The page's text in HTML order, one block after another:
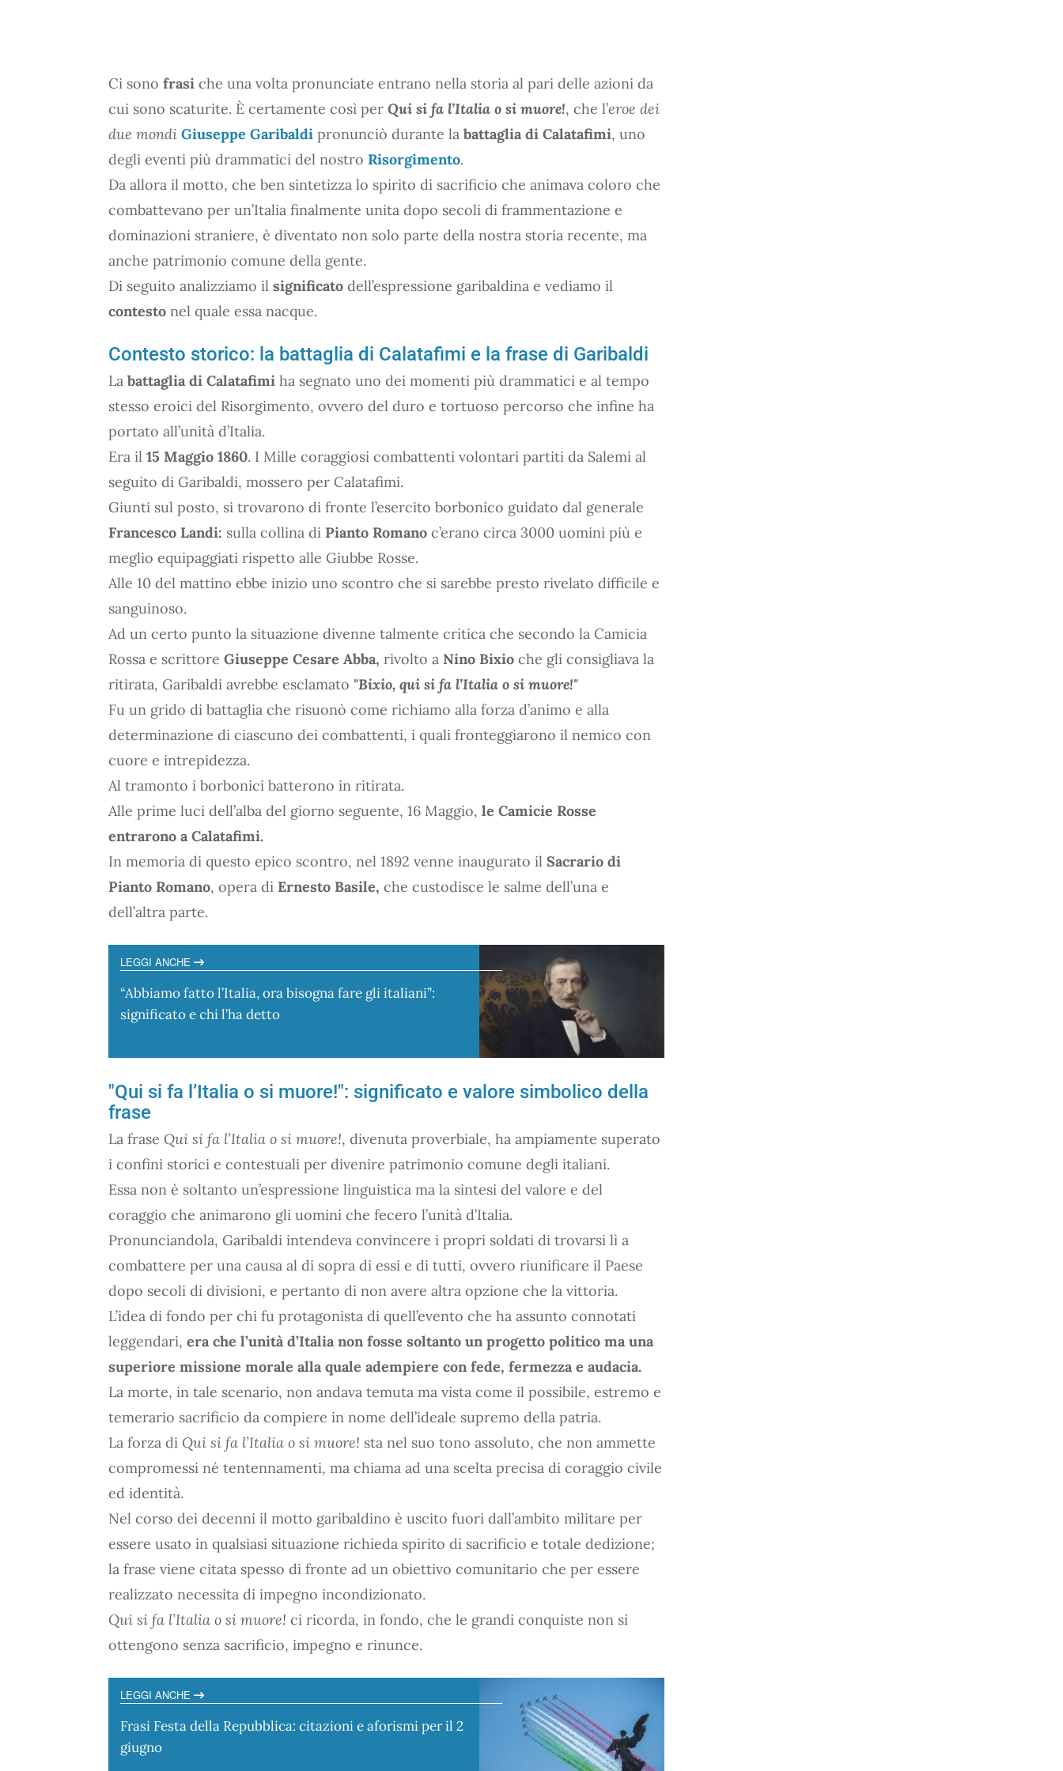
Ci sono frasi che una volta pronunciate entrano nella storia al pari delle azioni da
cui sono scaturite. È certamente così per Qui si fa l’Italia o si muore!, che l’eroe dei
due mondi Giuseppe Garibaldi pronunciò durante la battaglia di Calatafimi, uno
degli eventi più drammatici del nostro Risorgimento.
Da allora il motto, che ben sintetizza lo spirito di sacrificio che animava coloro che
combattevano per un’Italia finalmente unita dopo secoli di frammentazione e
dominazioni straniere, è diventato non solo parte della nostra storia recente, ma
anche patrimonio comune della gente.
Di seguito analizziamo il significato dell’espressione garibaldina e vediamo il
contesto nel quale essa nacque.
Contesto storico: la battaglia di Calatafimi e la frase di Garibaldi
La battaglia di Calatafimi ha segnato uno dei momenti più drammatici e al tempo
stesso eroici del Risorgimento, ovvero del duro e tortuoso percorso che infine ha
portato all’unità d’Italia.
Era il 15 Maggio 1860. I Mille coraggiosi combattenti volontari partiti da Salemi al
seguito di Garibaldi, mossero per Calatafimi.
Giunti sul posto, si trovarono di fronte l’esercito borbonico guidato dal generale
Francesco Landi: sulla collina di Pianto Romano c’erano circa 3000 uomini più e
meglio equipaggiati rispetto alle Giubbe Rosse.
Alle 10 del mattino ebbe inizio uno scontro che si sarebbe presto rivelato difficile e
sanguinoso.
Ad un certo punto la situazione divenne talmente critica che secondo la Camicia
Rossa e scrittore Giuseppe Cesare Abba, rivolto a Nino Bixio che gli consigliava la
ritirata, Garibaldi avrebbe esclamato "Bixio, qui si fa l’Italia o si muore!"
Fu un grido di battaglia che risuonò come richiamo alla forza d’animo e alla
determinazione di ciascuno dei combattenti, i quali fronteggiarono il nemico con
cuore e intrepidezza.
Al tramonto i borbonici batterono in ritirata.
Alle prime luci dell’alba del giorno seguente, 16 Maggio, le Camicie Rosse
entrarono a Calatafimi.
In memoria di questo epico scontro, nel 1892 venne inaugurato il Sacrario di
Pianto Romano, opera di Ernesto Basile, che custodisce le salme dell’una e
dell’altra parte.
LEGGI ANCHE
“Abbiamo fatto l’Italia, ora bisogna fare gli italiani”:
significato e chi l’ha detto
"Qui si fa l’Italia o si muore!": significato e valore simbolico della
frase
La frase Qui si fa l’Italia o si muore!, divenuta proverbiale, ha ampiamente superato
i confini storici e contestuali per divenire patrimonio comune degli italiani.
Essa non è soltanto un’espressione linguistica ma la sintesi del valore e del
coraggio che animarono gli uomini che fecero l’unità d’Italia.
Pronunciandola, Garibaldi intendeva convincere i propri soldati di trovarsi lì a
combattere per una causa al di sopra di essi e di tutti, ovvero riunificare il Paese
dopo secoli di divisioni, e pertanto di non avere altra opzione che la vittoria.
L’idea di fondo per chi fu protagonista di quell’evento che ha assunto connotati
leggendari, era che l’unità d’Italia non fosse soltanto un progetto politico ma una
superiore missione morale alla quale adempiere con fede, fermezza e audacia.
La morte, in tale scenario, non andava temuta ma vista come il possibile, estremo e
temerario sacrificio da compiere in nome dell’ideale supremo della patria.
La forza di Qui si fa l’Italia o si muore! sta nel suo tono assoluto, che non ammette
compromessi né tentennamenti, ma chiama ad una scelta precisa di coraggio civile
ed identità.
Nel corso dei decenni il motto garibaldino è uscito fuori dall’ambito militare per
essere usato in qualsiasi situazione richieda spirito di sacrificio e totale dedizione;
la frase viene citata spesso di fronte ad un obiettivo comunitario che per essere
realizzato necessita di impegno incondizionato.
Qui si fa l’Italia o si muore! ci ricorda, in fondo, che le grandi conquiste non si
ottengono senza sacrificio, impegno e rinunce.
LEGGI ANCHE
Frasi Festa della Repubblica: citazioni e aforismi per il 2
giugno